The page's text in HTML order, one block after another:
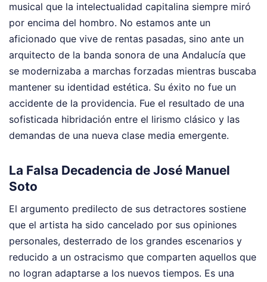
musical que la intelectualidad capitalina siempre miró
por encima del hombro. No estamos ante un
aficionado que vive de rentas pasadas, sino ante un
arquitecto de la banda sonora de una Andalucía que
se modernizaba a marchas forzadas mientras buscaba
mantener su identidad estética. Su éxito no fue un
accidente de la providencia. Fue el resultado de una
sofisticada hibridación entre el lirismo clásico y las
demandas de una nueva clase media emergente.
La Falsa Decadencia de José Manuel
Soto
El argumento predilecto de sus detractores sostiene
que el artista ha sido cancelado por sus opiniones
personales, desterrado de los grandes escenarios y
reducido a un ostracismo que comparten aquellos que
no logran adaptarse a los nuevos tiempos. Es una